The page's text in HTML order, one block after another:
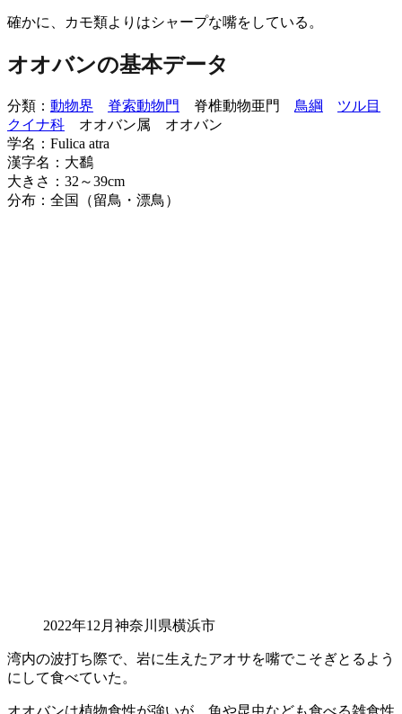
確かに、カモ類よりはシャープな嘴をしている。
オオバンの基本データ
分類： 動物界 脊索動物門 脊椎動物亜門 鳥綱
ツル目
クイナ科 オオバン属 オオバン
学名：Fulica atra
漢字名：大鷭
大きさ：32～39cm
分布：全国（留鳥・漂鳥）
2022年12月神奈川県横浜市
湾内の波打ち際で、岩に生えたアオサを嘴でこそぎとるよう
にして食べていた。
オオバンは植物食性が強いが、魚や昆虫なども食べる雑食性